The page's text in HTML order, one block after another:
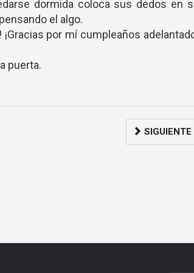
dormida coloca sus dedos en
el algo.
por mí cumpleaños
puerta.
SIGUIENTE